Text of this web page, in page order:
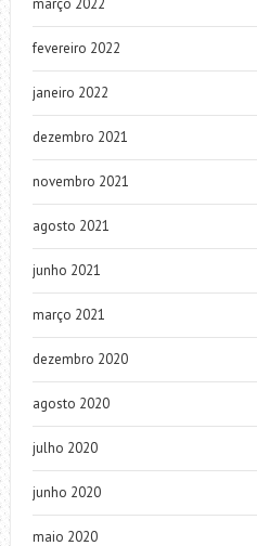
fevereiro 2022
janeiro 2022
dezembro 2021
novembro 2021
agosto 2021
junho 2021
março 2021
dezembro 2020
agosto 2020
julho 2020
junho 2020
maio 2020